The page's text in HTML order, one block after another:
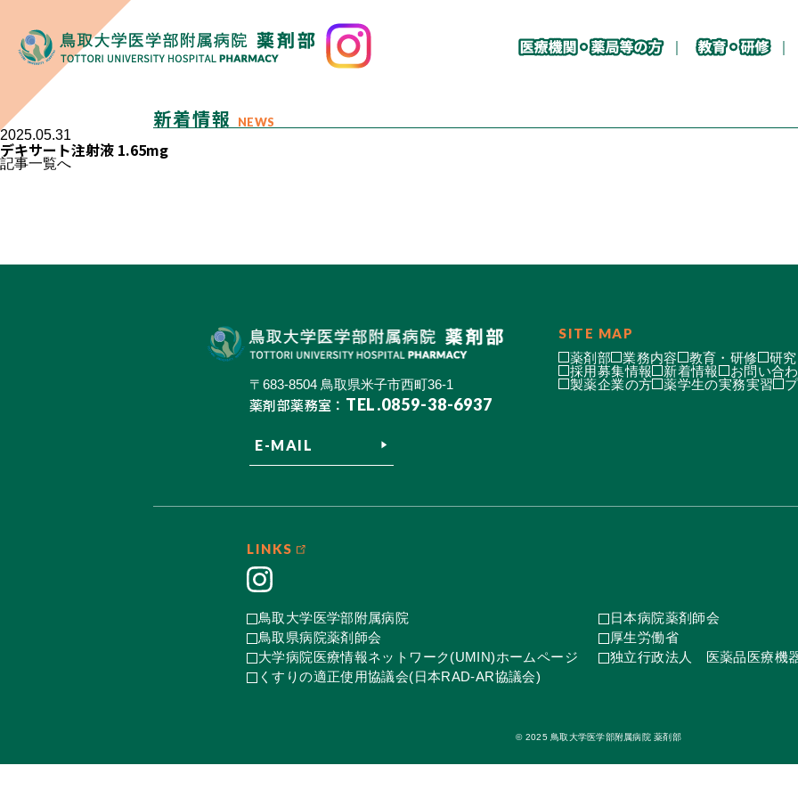
新着情報 NEWS
2025.05.31
デキサート注射液 1.65mg
記事一覧へ
〒683-8504 鳥取県米子市西町36-1
薬剤部薬務室： TEL.0859-38-6937
E-MAIL
SITE MAP
薬剤部 業務内容 教育・研修 研
採用募集情報
新着情報 お問い合
製薬企業の方
薬学生の実務実習
LINKS
鳥取大学医学部附属病院
日本病院薬剤師会
鳥取県病院薬剤師会
厚生労働省
大学病院医療情報ネットワーク(UMIN)ホームページ
独立行政法人 医薬品医療機
くすりの適正使用協議会(日本RAD-AR協議会)
© 2025 鳥取大学医学部附属病院 薬剤部